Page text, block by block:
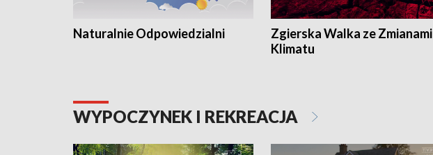
Naturalnie Odpowiedzialni
Zgierska Walka ze Zmianami
Klimatu
WYPOCZYNEK I REKREACJA